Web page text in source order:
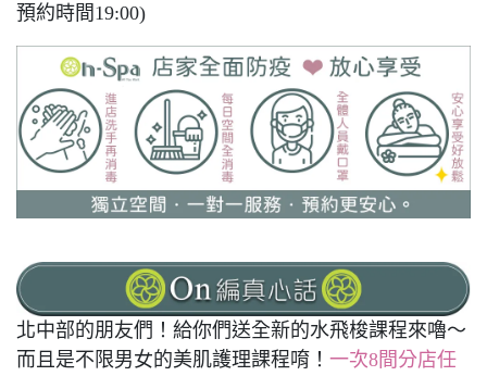
預約時間19:00)
北中部的朋友們！給你們送全新的水飛梭課程來嚕～
而且是不限男女的美肌護理課程唷！ 一次8間分店任